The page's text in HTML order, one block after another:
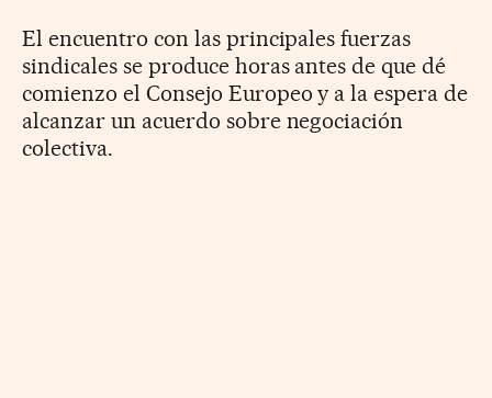
El encuentro con las principales fuerzas
sindicales se produce horas antes de que dé
comienzo el Consejo Europeo y a la espera de
alcanzar un acuerdo sobre negociación
colectiva.